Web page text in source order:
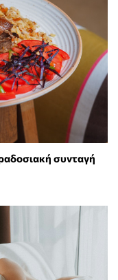
συνταγή